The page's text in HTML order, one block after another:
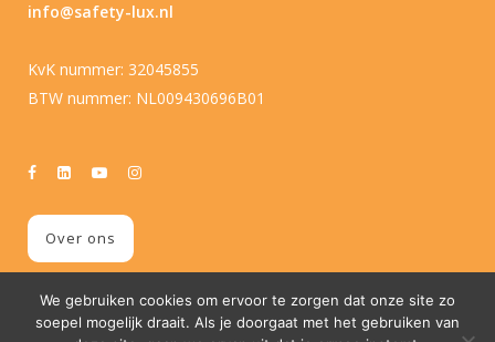
info@safety-lux.nl
KvK nummer: 32045855
BTW nummer: NL009430696B01
Over ons
We gebruiken cookies om ervoor te zorgen dat onze site zo
soepel mogelijk draait. Als je doorgaat met het gebruiken van